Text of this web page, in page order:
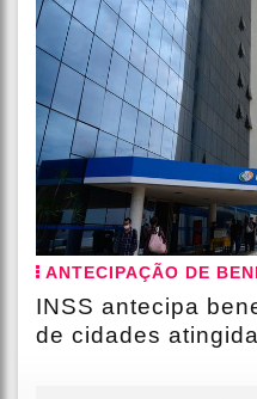
ANTECIPAÇÃO DE
INSS antecipa
de cidades